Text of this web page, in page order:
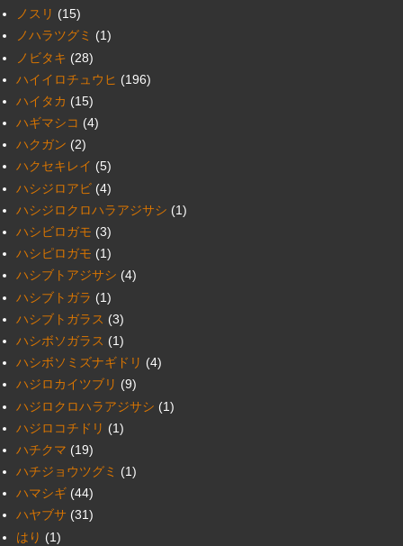
ノスリ (15)
ノハラツグミ (1)
ノビタキ (28)
ハイイロチュウヒ (196)
ハイタカ (15)
ハギマシコ (4)
ハクガン (2)
ハクセキレイ (5)
ハシジロアビ (4)
ハシジロクロハラアジサシ (1)
ハシビロガモ (3)
ハシピロガモ (1)
ハシブトアジサシ (4)
ハシブトガラ (1)
ハシブトガラス (3)
ハシボソガラス (1)
ハシボソミズナギドリ (4)
ハジロカイツブリ (9)
ハジロクロハラアジサシ (1)
ハジロコチドリ (1)
ハチクマ (19)
ハチジョウツグミ (1)
ハマシギ (44)
ハヤブサ (31)
はり (1)